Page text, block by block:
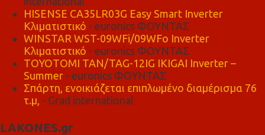
HISENSE CA35LR03G Easy Smart Inverter
Κλιματιστικό - euronics ΦΟΥΝΤΑΣ
WINSTAR WST-09WFi/09WFo Inverter
Κλιματιστικό - euronics ΦΟΥΝΤΑΣ
TOYOTOMI TAN/TAG-12IG IKIGAI Inverter –
Summer - euronics ΦΟΥΝΤΑΣ
Σπάρτη, ενοικιάζεται επιπλωμένο διαμέρισμα 76
τ.μ, - Grad international
LAKONES.gr